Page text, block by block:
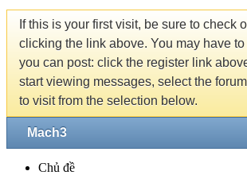
If this is your first visit, be sure to check
clicking the link above. You may have to
you can post: click the register link
start viewing messages, select the
to visit from the selection below.
Mach3
Chủ đề